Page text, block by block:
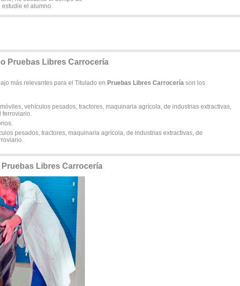
el alumno
Pruebas Libres Carrocería
más relevantes para el Titulado en Pruebas Libres Carrocería son los
vehículos pesados, tractores, maquinaria agrícola, de industrias extractivas,
ferroviario.
pesados, tractores, maquinaria agrícola, de industrias extractivas, de
Libres Carrocería